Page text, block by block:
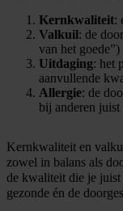
Kernkwaliteit:
Valkuil: de
van het goede”)
Uitdaging: het
aanvullende
Allergie: de
bij anderen
Kernkwaliteit en
zowel in balans als
de kwaliteit die je
gezonde én de